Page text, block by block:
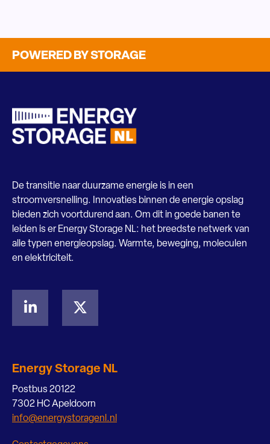
POWERED BY STORAGE
De transitie naar duurzame energie is in een
stroomversnelling. Innovaties binnen de energie opslag
bieden zich voortdurend aan. Om dit in goede banen te
leiden is er Energy Storage NL: het breedste netwerk van
alle typen energieopslag. Warmte, beweging, moleculen
en elektriciteit.
Energy Storage NL
Postbus 20122
7302 HC Apeldoorn
info@energystoragenl.nl